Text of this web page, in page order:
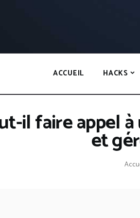
ACCUEIL HACKS
il faire appel
et